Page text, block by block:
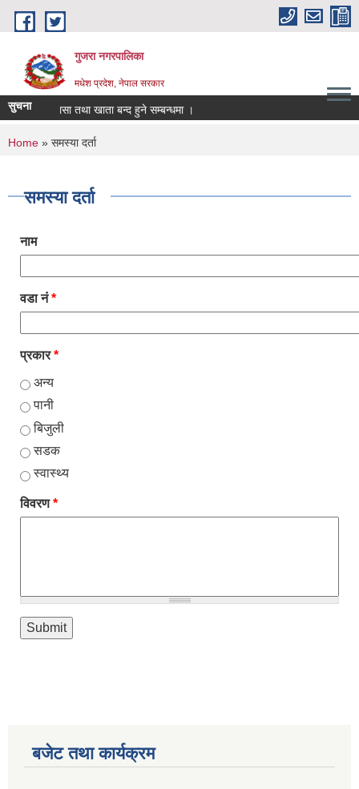
Skip to main content
गुजरा नगरपालिका
मधेश प्रदेश, नेपाल सरकार
सुचनानिकासा तथा खाता बन्द हुने सम्बन्धमा ।
You are here
Home » समस्या दर्ता
समस्या दर्ता
नाम
वडा नं*
प्रकार*
अन्य
पानी
बिजुली
सडक
स्वास्थ्य
विवरण*
बजेट तथा कार्यक्रम